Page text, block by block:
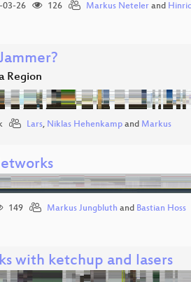
03-26 126 Markus Netelerand
Region
Lars, Niklas Hehenkampand Markus
149 Markus Jungbluth and Bastian Hoss
with ketchup and lasers